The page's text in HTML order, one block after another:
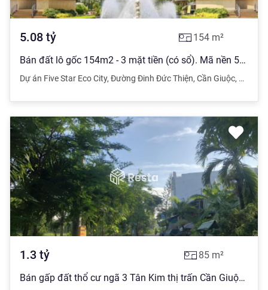
5.08 tỷ 154 m²
Bán đất lô gốc 154m2 - 3 mặt tiền (có sổ). Mã nền 5395
Dự án Five Star Eco City, Đường Đinh Đức Thiện, Cần Giuộc, Long
1.3 tỷ 85 m²
Bán gấp đất thổ cư ngã 3 Tân Kim thị trấn Cần Giuộc giá rẻ 1.3 tỉ có thương lượng. LH 0931 821 ***